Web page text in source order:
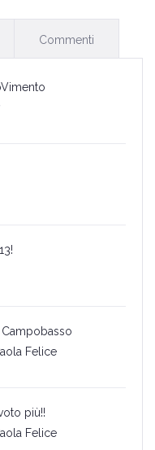
Commenti
Felice
più!!
Felice